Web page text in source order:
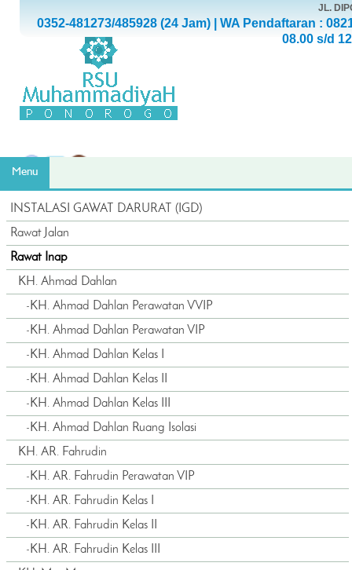
JL.
0352-481273/485928 (24 Jam) | WA Pendaftaran :
08.00 s/d
Menu
INSTALASI GAWAT DARURAT (IGD)
Rawat Jalan
Rawat Inap
KH. Ahmad Dahlan
-KH. Ahmad Dahlan Perawatan VVIP
-KH. Ahmad Dahlan Perawatan VIP
-KH. Ahmad Dahlan Kelas I
-KH. Ahmad Dahlan Kelas II
-KH. Ahmad Dahlan Kelas III
-KH. Ahmad Dahlan Ruang Isolasi
KH. AR. Fahrudin
-KH. AR. Fahrudin Perawatan VIP
-KH. AR. Fahrudin Kelas I
-KH. AR. Fahrudin Kelas II
-KH. AR. Fahrudin Kelas III